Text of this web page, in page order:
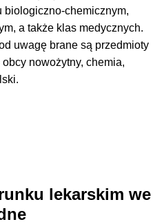
biologiczno-chemicznym,
a także klas medycznych.
uwagę brane są przedmioty
nowożytny, chemia,
lekarskim we